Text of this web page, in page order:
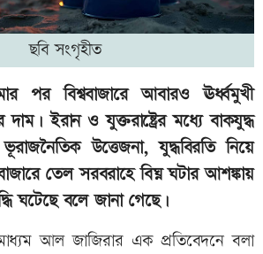
ছবি সংগৃহীত
পর বিশ্ববাজারে আবারও ঊর্ধ্বমুখী
ইরান ও যুক্তরাষ্ট্রের মধ্যে বাকযুদ্ধ
উত্তেজনা, যুদ্ধবিরতি নিয়ে
তেল সরবরাহে বিঘ্ন ঘটার আশঙ্কায়
ঘটেছে বলে জানা গেছে।
আল জাজিরার এক প্রতিবেদনে বলা